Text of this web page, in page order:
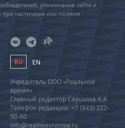
упоминание сайта и
при частичном или полном
RU EN
Учредитель ООО «Реальное
время»
Главный редактор Саушина А.А.
Телефон редакции: +7 (843) 222-
90-80
info@realnoevremya.ru